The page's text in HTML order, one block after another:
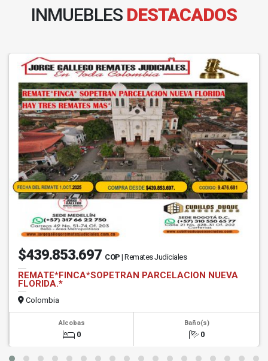
INMUEBLES DESTACADOS
$439.853.697 COP | Remates Judiciales
REMATE*FINCA*SOPETRAN PARCELACION NUEVA
FLORIDA.*
Colombia
Alcobas
0
Baño(s)
0